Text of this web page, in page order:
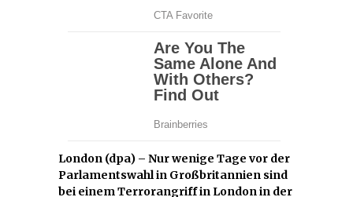
London (dpa) – Nur wenige Tage vor der
Parlamentswahl in Großbritannien sind
bei einem Terrorangriff in London in der